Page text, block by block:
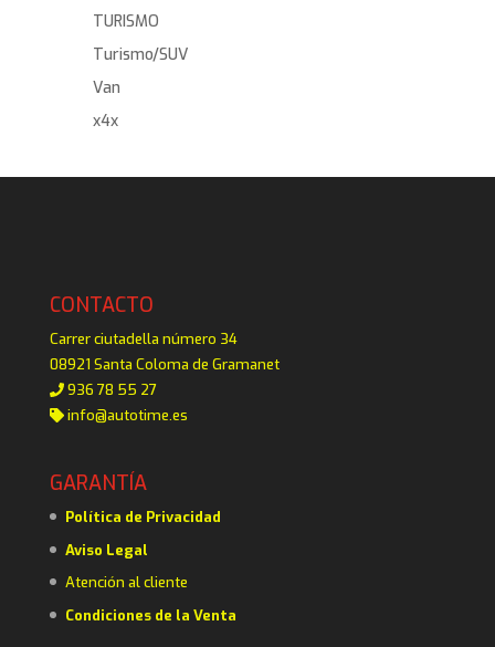
TURISMO
Turismo/SUV
Van
x4x
CONTACTO
Carrer ciutadella número 34
08921 Santa Coloma de Gramanet
936 78 55 27
info@autotime.es
GARANTÍA
Política de Privacidad
Aviso Legal
Atención al cliente
Condiciones de la Venta